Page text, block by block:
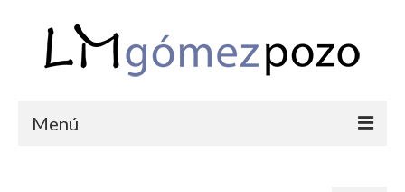
Menú